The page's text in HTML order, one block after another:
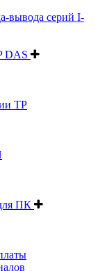
вывода серий I-
DAS
TP
ПК